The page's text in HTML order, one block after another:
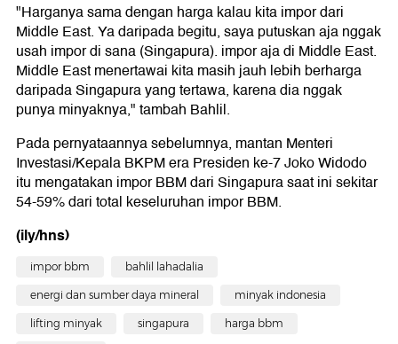
"Harganya sama dengan harga kalau kita impor dari
Middle East. Ya daripada begitu, saya putuskan aja nggak
usah impor di sana (Singapura). impor aja di Middle East.
Middle East menertawai kita masih jauh lebih berharga
daripada Singapura yang tertawa, karena dia nggak
punya minyaknya," tambah Bahlil.
Pada pernyataannya sebelumnya, mantan Menteri
Investasi/Kepala BKPM era Presiden ke-7 Joko Widodo
itu mengatakan impor BBM dari Singapura saat ini sekitar
54-59% dari total keseluruhan impor BBM.
(ily/hns)
impor bbm bahlil lahadalia
energi dan sumber daya mineral minyak indonesia
lifting minyak singapura harga bbm